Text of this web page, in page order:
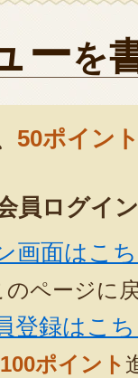
ーを
50ポイン
員ログイ
画面はこ
のページに
登録はこ
100ポイント